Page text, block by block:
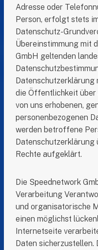
Adresse oder
Person, erfolgt stets
Datenschutz-
Übereinstimmung mit
GmbH geltenden
Datenschutzerklärung
die Öffentlichkeit über
von uns erhobenen,
personenbezogenen
werden betroffene
Datenschutzerklärung
Rechte aufgeklärt.
Die Speednetwork
Verarbeitung
und organisatorische
einen möglichst
Internetseite
Daten sicherzustellen.